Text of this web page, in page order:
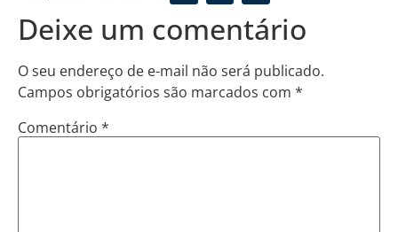
Deixe um comentário
O seu endereço de e-mail não será publicado.
Campos obrigatórios são marcados com *
Comentário *